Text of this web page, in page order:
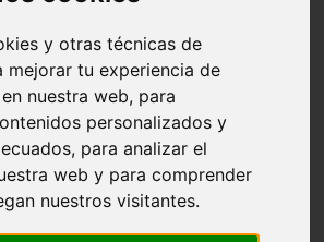
y otras técnicas de
mejorar tu experiencia de
nuestra web, para
personalizados y
para analizar el
web y para comprender
nuestros visitantes.
Y RESULTADOS
VER OTRO GRUPO
INF.FEM.2ºAÑO-GRUPO A